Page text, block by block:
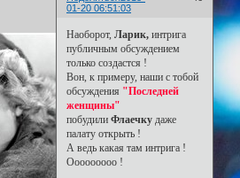
01-20 06:51:03
Наоборот,Ларик, интрига
публичным обсуждением
только создастся !
Вон, к примеру, наши с тобой
обсуждения "Последней
женщины"
побудилиФлаечку даже
палату открыть !
А ведь какая там интрига !
Ооооооооо !